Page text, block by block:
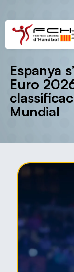
Espanya
Euro
Mundial